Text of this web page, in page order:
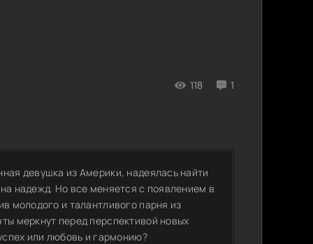
118 1
девушка из Америки, надеялась найти
надежд. Но все меняется с появлением в
молодого и талантливого парня из
меркнут перед перспективой новых
или любовь и гармонию?